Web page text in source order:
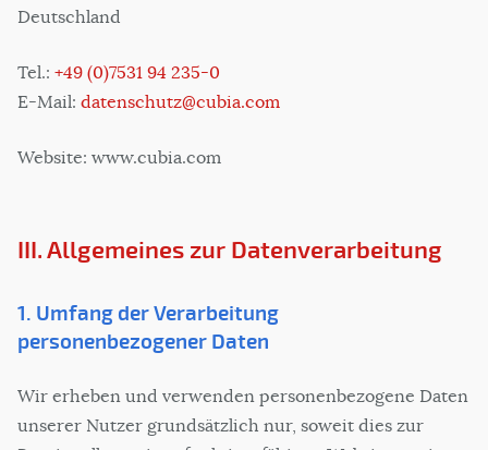
Deutschland
Tel.: +49 (0)7531 94 235-0
E-Mail: datenschutz@cubia.com
Website: www.cubia.com
III. Allgemeines zur Datenverarbeitung
1. Umfang der Verarbeitung
personenbezogener Daten
Wir erheben und verwenden personenbezogene Daten
unserer Nutzer grundsätzlich nur, soweit dies zur